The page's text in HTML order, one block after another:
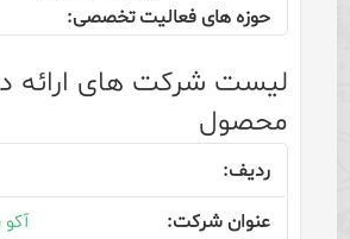
لیست شرکت های ارائه
محصول
آکو